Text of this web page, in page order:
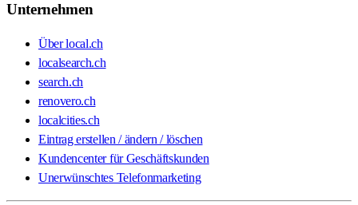
Unternehmen
Über local.ch
localsearch.ch
search.ch
renovero.ch
localcities.ch
Eintrag erstellen / ändern / löschen
Kundencenter für Geschäftskunden
Unerwünschtes Telefonmarketing